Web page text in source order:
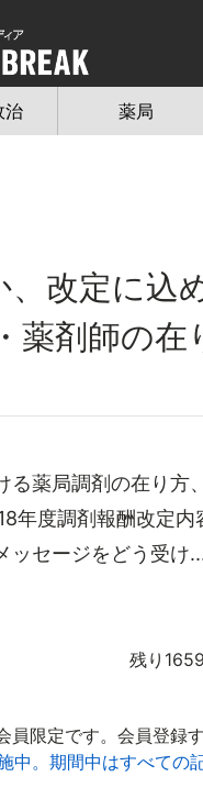
治 薬局
、改定に
薬剤師の在
薬局調剤の在り方
年度調剤報酬改定
ッセージをどう受け
残り
員限定です。会員登録
中。期間中はすべての